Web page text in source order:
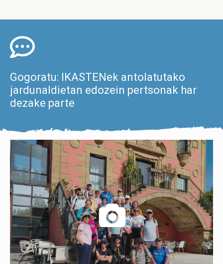
Gogoratu: IKASTENek antolatutako
jardunaldietan edozein pertsonak har
dezake parte